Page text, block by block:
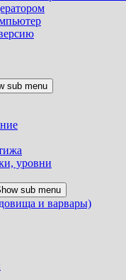
sub menu
уровни
sub menu
и варвары)